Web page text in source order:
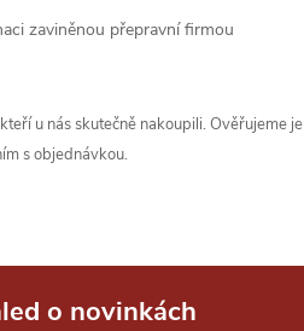
zaviněnou přepravní firmou
u nás skutečně nakoupili. Ověřujeme je
s objednávkou.
o novinkách